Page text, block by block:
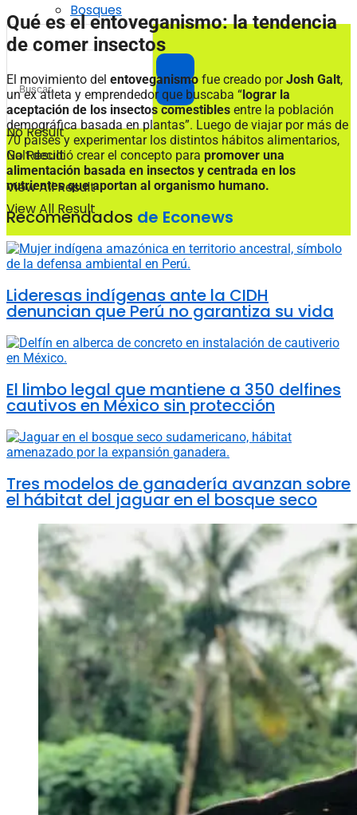
No Result
View All Result
Bosques
No Result
View All Result
Qué es el entoveganismo: la tendencia
de comer insectos
El movimiento del entoveganismo fue creado porJosh Galt,
un ex atleta y emprendedor que buscaba “lograr la
aceptación de los insectos comestibles entre la población
demográfica basada en plantas”. Luego de viajar por más de
70 países y experimentar los distintos hábitos alimentarios,
Galt decidió crear el concepto para promover una
alimentación basada en insectos y centrada en los
nutrientes que aportan al organismo humano.
Recomendados de Econews
Lideresas indígenas ante la CIDH
denuncian que Perú no garantiza su vida
El limbo legal que mantiene a 350 delfines
cautivos en México sin protección
Tres modelos de ganadería avanzan sobre
el hábitat del jaguar en el bosque seco